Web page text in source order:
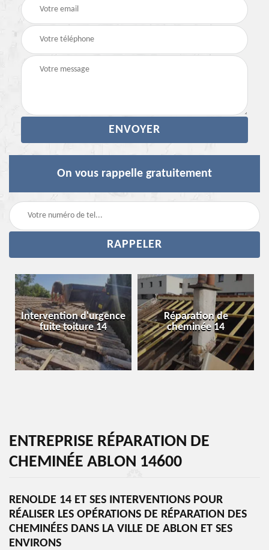
On vous rappelle gratuitement
Intervention d'urgence
fuite toiture 14
Réparation de
cheminée 14
ENTREPRISE RÉPARATION DE
CHEMINÉE ABLON 14600
RENOLDE 14 ET SES INTERVENTIONS POUR
RÉALISER LES OPÉRATIONS DE RÉPARATION DES
CHEMINÉES DANS LA VILLE DE ABLON ET SES
ENVIRONS